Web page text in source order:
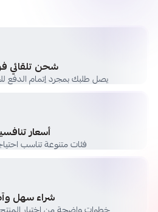
شحن تلقائي
يصل طلبك بمجرد إتمام الدفع
أسعار
فئات متنوعة تناسب
شراء سهل